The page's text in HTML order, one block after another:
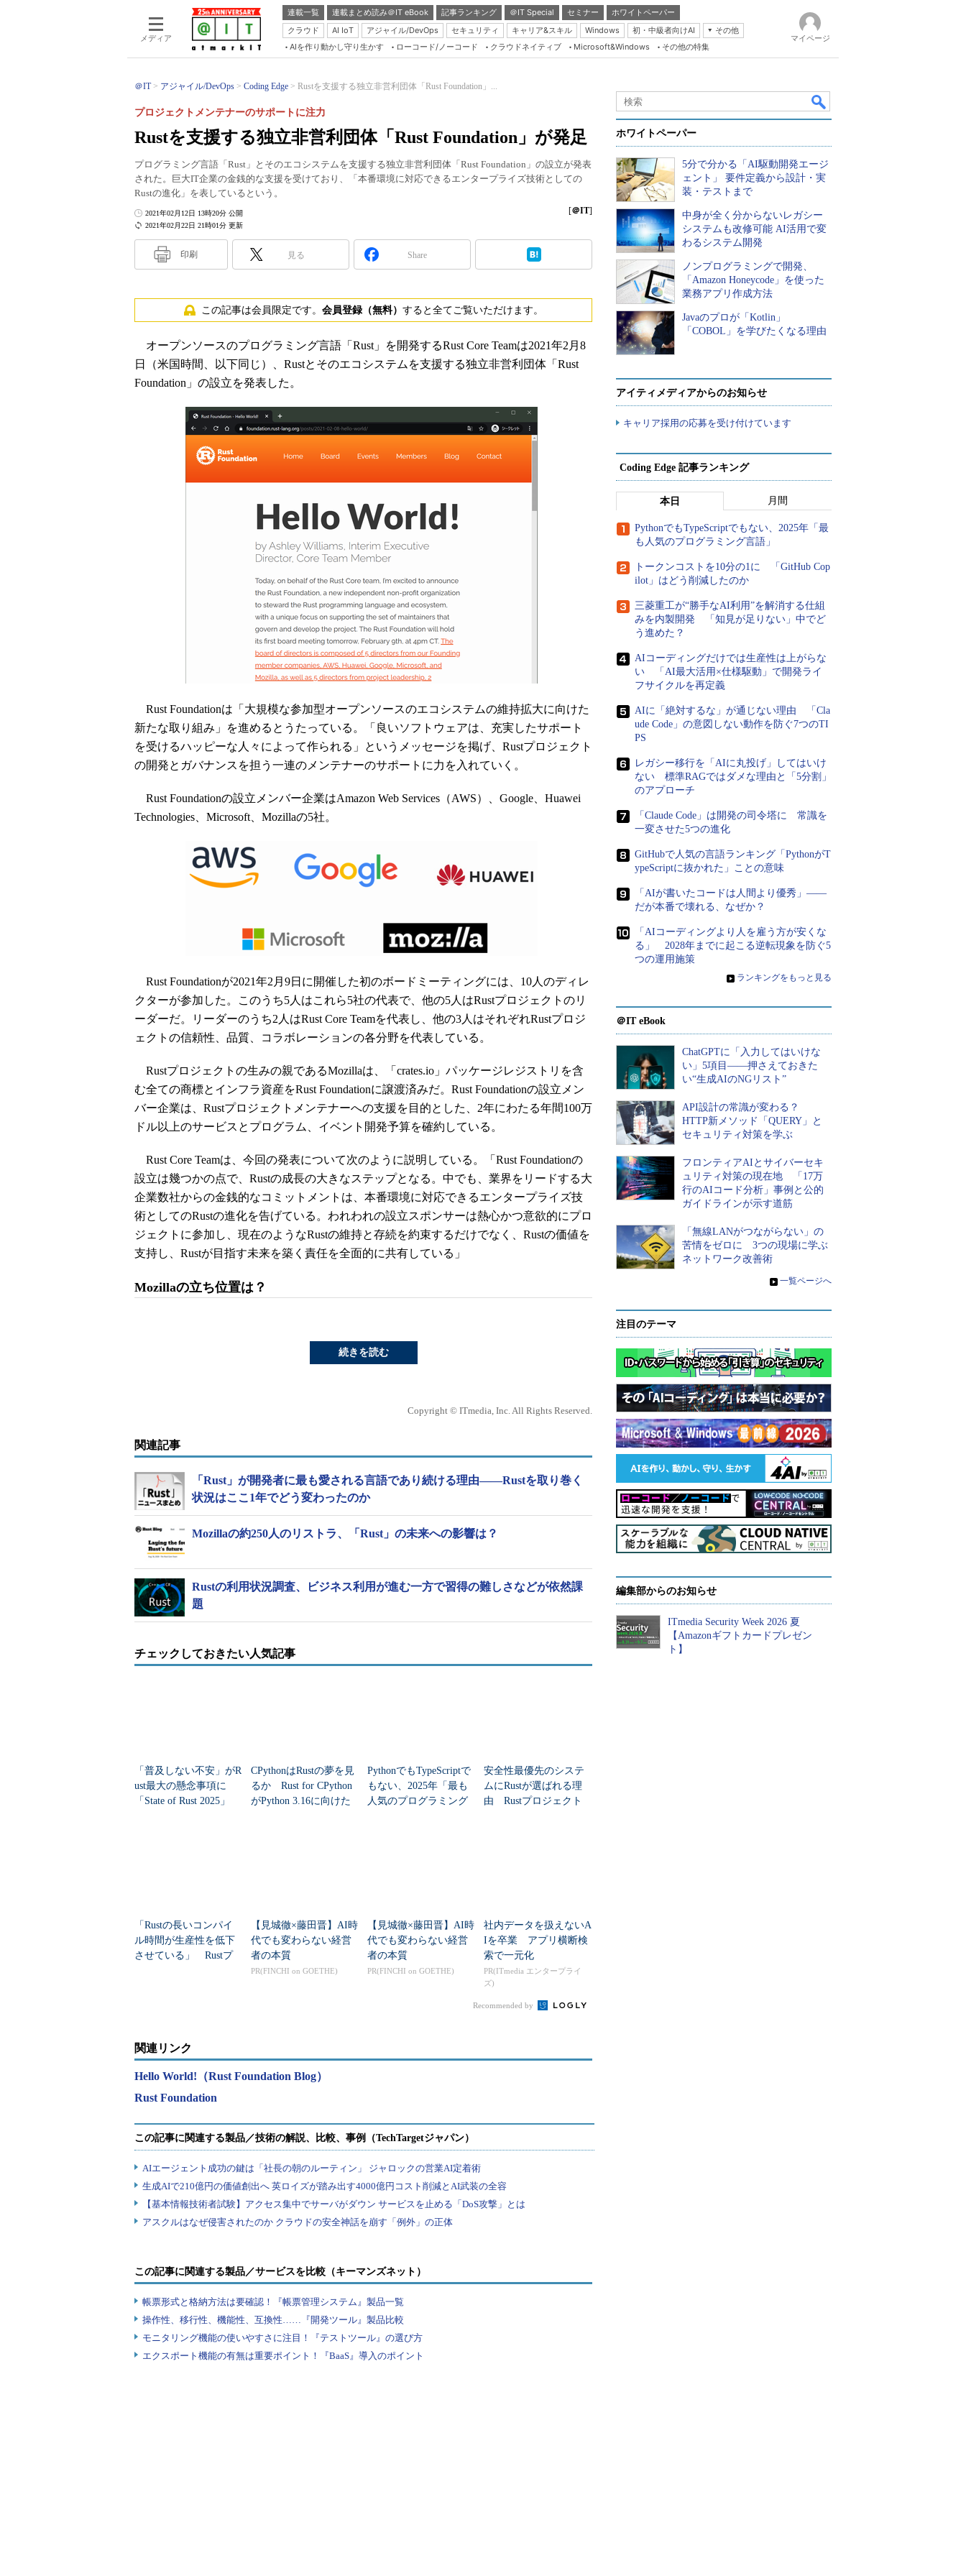
メディア
連載一覧 連載まとめ読み＠IT eBook 記事ランキング ＠IT Special セミナー
ホワイトペーパー
クラウド
AI IoT アジャイル/DevOps セキュリティ キャリア&スキル Windows 初・中級者向けAI
その他
Server & Storage
Java Agile
Database Expert
Master of IP Network
Security & Trust
AIを作り動かし守り生かす ローコード/ノーコード クラウドネイティブ Microsoft&Windows その他の特集
マイページ
＠IT アジャイル/DevOps Coding Edge Rustを支援する独立非営利団体「Rust Foundation」...
Rustを支援する独立非営利団体「Rust Foundation」が発足
プロジェクトメンテナーのサポートに注力
プログラミング言語「Rust」とそのエコシステムを支援する独立非営利団体「Rust Foundation」の設立が発表
された。巨大IT企業の金銭的な支援を受けており、「本番環境に対応できるエンタープライズ技術としての
Rustの進化」を表しているという。
2021年02月22日 21時01分 更新
2021年02月12日 13時20分 公開 [＠IT]
印刷 見る Share
この記事は会員限定です。 会員登録（無料） すると全てご覧いただけます。
オープンソースのプログラミング言語「Rust」を開発するRust Core Teamは2021年2月8
日（米国時間、以下同じ）、Rustとそのエコシステムを支援する独立非営利団体「Rust
Foundation」の設立を発表した。
Rust Foundationは「大規模な参加型オープンソースのエコシステムの維持拡大に向けた
新たな取り組み」を進めるとうたっている。「良いソフトウェアは、充実したサポート
を受けるハッピーな人々によって作られる」というメッセージを掲げ、Rustプロジェクト
の開発とガバナンスを担う一連のメンテナーのサポートに力を入れていく。
Rust Foundationの設立メンバー企業はAmazon Web Services（AWS）、Google、Huawei
Technologies、Microsoft、Mozillaの5社。
Rust Foundationが2021年2月9日に開催した初のボードミーティングには、10人のディレ
クターが参加した。このうち5人はこれら5社の代表で、他の5人はRustプロジェクトのリ
ーダーだ。リーダーのうち2人はRust Core Teamを代表し、他の3人はそれぞれRustプロジ
ェクトの信頼性、品質、コラボレーションの各分野を代表している。
Rustプロジェクトの生みの親であるMozillaは、「crates.io」パッケージレジストリを含
む全ての商標とインフラ資産をRust Foundationに譲渡済みだ。Rust Foundationの設立メン
バー企業は、Rustプロジェクトメンテナーへの支援を目的とした、2年にわたる年間100万
ドル以上のサービスとプログラム、イベント開発予算を確約している。
Rust Core Teamは、今回の発表について次のように説明している。「Rust Foundationの
設立は幾つかの点で、Rustの成長の大きなステップとなる。中でも、業界をリードする大
企業数社からの金銭的なコミットメントは、本番環境に対応できるエンタープライズ技
術としてのRustの進化を告げている。われわれの設立スポンサーは熱心かつ意欲的にプロ
ジェクトに参加し、現在のようなRustの維持と存続を約束するだけでなく、Rustの価値を
支持し、Rustが目指す未来を築く責任を全面的に共有している」
Mozillaの立ち位置は？
続きを読む
Copyright © ITmedia, Inc. All Rights Reserved.
関連記事
「Rust」が開発者に最も愛される言語であり続ける理由――Rustを取り巻く
状況はここ1年でどう変わったのか
Mozillaの約250人のリストラ、「Rust」の未来への影響は？
Rustの利用状況調査、ビジネス利用が進む一方で習得の難しさなどが依然課
題
チェックしておきたい人気記事
「普及しない不安」がR
ust最大の懸念事項に
「State of Rust 2025」
CPythonはRustの夢を見
るか Rust for CPython
がPython 3.16に向けた
PythonでもTypeScriptで
もない、2025年「最も
人気のプログラミング
安全性最優先のシステ
ムにRustが選ばれる理
由 Rustプロジェクト
「Rustの長いコンパイ
ル時間が生産性を低下
させている」 Rustプ
【見城徹×藤田晋】AI時
代でも変わらない経営
者の本質
PR(FINCHI on GOETHE)
【見城徹×藤田晋】AI時
代でも変わらない経営
者の本質
PR(FINCHI on GOETHE)
社内データを扱えないA
Iを卒業 アプリ横断検
索で一元化
PR(ITmedia エンタープライ
ズ)
Recommended by
関連リンク
Hello World!（Rust Foundation Blog）
Rust Foundation
この記事に関連する製品／サービスを比較（キーマンズネット）
帳票形式と格納方法は要確認！『帳票管理システム』製品一覧
操作性、移行性、機能性、互換性……『開発ツール』製品比較
モニタリング機能の使いやすさに注目！『テストツール』の選び方
エクスポート機能の有無は重要ポイント！『BaaS』導入のポイント
ホワイトペーパー
5分で分かる「AI駆動開発エージ
ェント」 要件定義から設計・実
装・テストまで
中身が全く分からないレガシー
システムも改修可能 AI活用で変
わるシステム開発
ノンプログラミングで開発、
「Amazon Honeycode」を使った
業務アプリ作成方法
Javaのプロが「Kotlin」
「COBOL」を学びたくなる理由
アイティメディアからのお知らせ
キャリア採用の応募を受け付けています
Coding Edge 記事ランキング
本日 月間
PythonでもTypeScriptでもない、2025年「最
も人気のプログラミング言語」
トークンコストを10分の1に 「GitHub Cop
ilot」はどう削減したのか
三菱重工が“勝手なAI利用”を解消する仕組
みを内製開発 「知見が足りない」中でど
う進めた？
AIコーディングだけでは生産性は上がらな
い 「AI最大活用×仕様駆動」で開発ライ
フサイクルを再定義
AIに「絶対するな」が通じない理由 「Cla
ude Code」の意図しない動作を防ぐ7つのTI
PS
レガシー移行を「AIに丸投げ」してはいけ
ない 標準RAGではダメな理由と「5分割」
のアプローチ
「Claude Code」は開発の司令塔に 常識を
一変させた5つの進化
GitHubで人気の言語ランキング「PythonがT
ypeScriptに抜かれた」ことの意味
「AIが書いたコードは人間より優秀」――
だが本番で壊れる、なぜか？
「AIコーディングより人を雇う方が安くな
る」 2028年までに起こる逆転現象を防ぐ5
つの運用施策
» ランキングをもっと見る
＠IT eBook
ChatGPTに「入力してはいけな
い」5項目――押さえておきた
い“生成AIのNGリスト”
API設計の常識が変わる？
HTTP新メソッド「QUERY」と
セキュリティ対策を学ぶ
フロンティアAIとサイバーセキ
ュリティ対策の現在地 「17万
行のAIコード分析」事例と公的
ガイドラインが示す道筋
「無線LANがつながらない」の
苦情をゼロに 3つの現場に学ぶ
ネットワーク改善術
» 一覧ページへ
注目のテーマ
編集部からのお知らせ
ITmedia Security Week 2026 夏
【Amazonギフトカードプレゼン
ト】